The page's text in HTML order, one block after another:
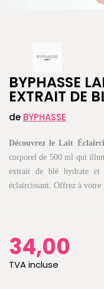
BYPHASSE
EXTRAIT DE
de BYPHASSE
Découvrez le Lait
corporel de 500 ml qui
extrait de blé hydrate
éclaircissant. Offrez à votre
34,00
TVA incluse